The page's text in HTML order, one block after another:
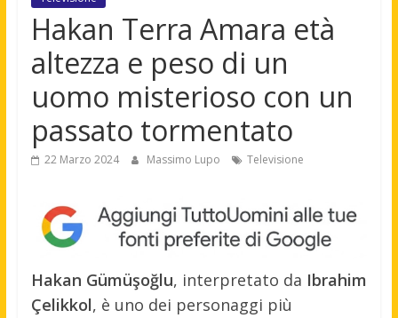
Hakan Terra Amara età
altezza e peso di un
uomo misterioso con un
passato tormentato
22 Marzo 2024 Massimo Lupo Televisione
Hakan Gümüşoğlu, interpretato da Ibrahim
Çelikkol, è uno dei personaggi più